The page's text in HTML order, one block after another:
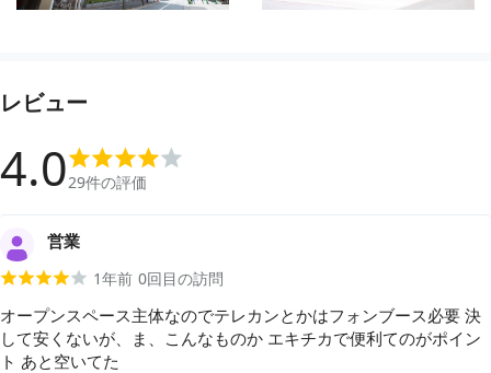
レビュー
4.029件の評価
営業
1年前 0回目の訪問
オープンスペース主体なのでテレカンとかはフォンブース必要 決
して安くないが、ま、こんなものか エキチカで便利てのがポイン
ト あと空いてた